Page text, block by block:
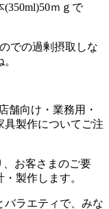
ｍｇで
での過剰摂取しな
舗向け・業務用・
具製作についてご注
、お客さまのご要
製作します。
バラエティで、みな